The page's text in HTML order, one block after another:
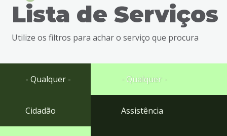
busca
Ir
Lista de Serviços
Utilize os filtros para achar o serviço que procura
- Qualquer -
Cidadão
- Qualquer -
Assistência